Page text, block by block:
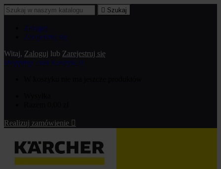
 Szukaj
Zaloguj
Zarejestruj się
Witaj, Zaloguj lub Zarejestruj się
shopping_cart Koszyk: 0
Realizuj zamówienie 